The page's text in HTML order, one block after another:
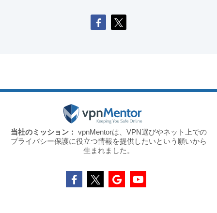
当社のミッション： vpnMentorは、VPN選びやネット上での
プライバシー保護に役立つ情報を提供したいという願いから
生まれました。